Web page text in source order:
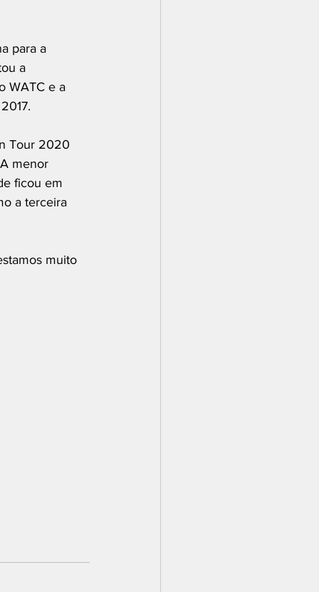
para a
a
WATC e a
Tour 2020
menor
ficou em
a terceira
muito